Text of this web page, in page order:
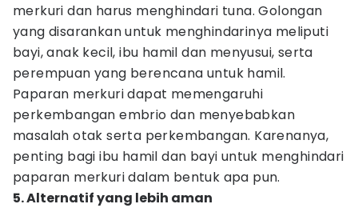
merkuri dan harus menghindari tuna. Golongan
yang disarankan untuk menghindarinya meliputi
bayi, anak kecil, ibu hamil dan menyusui, serta
perempuan yang berencana untuk hamil.
Paparan merkuri dapat memengaruhi
perkembangan embrio dan menyebabkan
masalah otak serta perkembangan. Karenanya,
penting bagi ibu hamil dan bayi untuk menghindari
paparan merkuri dalam bentuk apa pun.
5. Alternatif yang lebih aman